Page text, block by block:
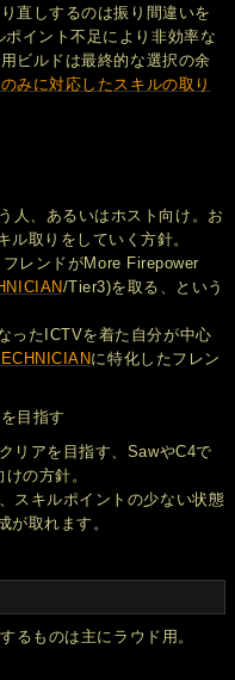
直しするのは振り間違いを
イント不足により非効率な
ビルドは最終的な選択の余
みに対応したスキルの取り
人、あるいはホスト向け。お
ル取りをしていく方針。
レンドがMore Firepower
/Tier3)を取る、という
ったICTVを着た自分が中心
に特化したフレン
目指す
リアを目指す、SawやC4で
の方針。
スキルポイントの少ない状態
が取れます。
るものは主にラウド用。